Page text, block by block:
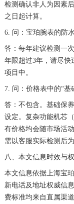
检测确认非人为因素
之日起计算。
6. 问：宝珀腕表的防
答：每年建议检测一
年限超过3年，请尽快
项目中。
7. 问：价格表中的“基
答：不包含。基础保
设定。复杂功能机芯
有价格均会随市场活
需以客服实际检测后为
八、本文信息时效与
本文信息依据上海宝
新电话及地址权威信
费标准均来自直属渠